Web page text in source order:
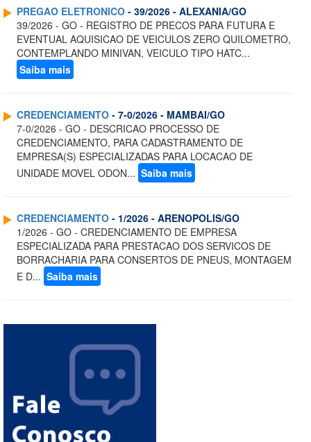
PREGAO ELETRONICO - 39/2026 - ALEXANIA/GO
39/2026 - GO - REGISTRO DE PRECOS PARA FUTURA E
EVENTUAL AQUISICAO DE VEICULOS ZERO QUILOMETRO,
CONTEMPLANDO MINIVAN, VEICULO TIPO HATC...
Saiba mais
CREDENCIAMENTO - 7-0/2026 - MAMBAI/GO
7-0/2026 - GO - DESCRICAO PROCESSO DE
CREDENCIAMENTO, PARA CADASTRAMENTO DE
EMPRESA(S) ESPECIALIZADAS PARA LOCACAO DE
UNIDADE MOVEL ODON... Saiba mais
CREDENCIAMENTO - 1/2026 - ARENOPOLIS/GO
1/2026 - GO - CREDENCIAMENTO DE EMPRESA
ESPECIALIZADA PARA PRESTACAO DOS SERVICOS DE
BORRACHARIA PARA CONSERTOS DE PNEUS, MONTAGEM
E D... Saiba mais